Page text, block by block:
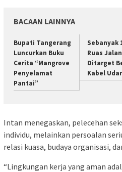
BACAAN LAINNYA
Bupati Tangerang
Luncurkan Buku
Cerita “Mangrove
Penyelamat
Pantai”
Sebanyak
Ruas Jalan
Ditarget
Kabel
Intan menegaskan, pelecehan
individu, melainkan persoalan
relasi kuasa, budaya organisasi,
“Lingkungan kerja yang aman